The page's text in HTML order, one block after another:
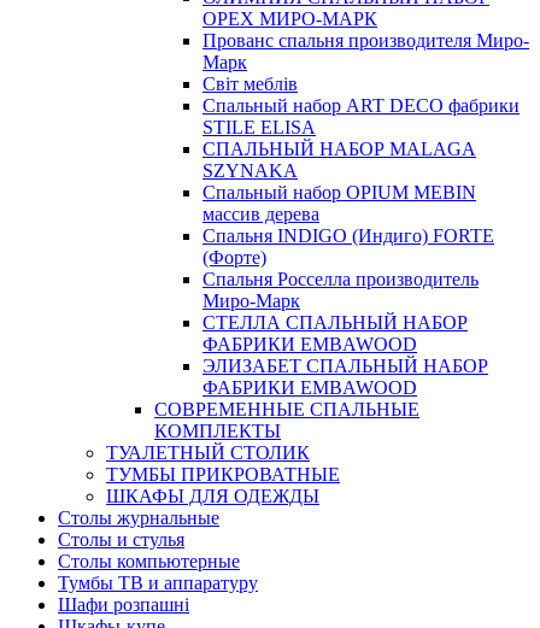
ОРЕХ МИРО-МАРК
Прованс спальня производителя Миро-
Марк
Світ меблів
Спальный набор ART DECO фабрики
STILE ELISA
СПАЛЬНЫЙ НАБОР MALAGA
SZYNAKA
Спальный набор OPIUM MEBIN
массив дерева
Спальня INDIGO (Индиго) FORTE
(Форте)
Спальня Росселла производитель
Миро-Марк
СТЕЛЛА СПАЛЬНЫЙ НАБОР
ФАБРИКИ EMBAWOOD
ЭЛИЗАБЕТ СПАЛЬНЫЙ НАБОР
ФАБРИКИ EMBAWOOD
СОВРЕМЕННЫЕ СПАЛЬНЫЕ
КОМПЛЕКТЫ
ТУАЛЕТНЫЙ СТОЛИК
ТУМБЫ ПРИКРОВАТНЫЕ
ШКАФЫ ДЛЯ ОДЕЖДЫ
Столы журнальные
Столы и стулья
Столы компьютерные
Тумбы ТВ и аппаратуру
Шафи розпашні